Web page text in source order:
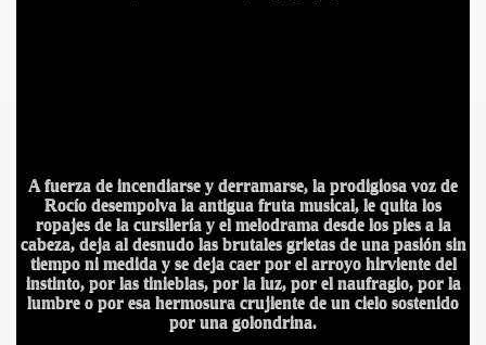
A fuerza de incendiarse y derramarse, la prodigiosa voz de
Rocío desempolva la antigua fruta musical, le quita los
ropajes de la cursilería y el melodrama desde los pies a la
cabeza, deja al desnudo las brutales grietas de una pasión sin
tiempo ni medida y se deja caer por el arroyo hirviente del
instinto, por las tinieblas, por la luz, por el naufragio, por la
lumbre o por esa hermosura crujiente de un cielo sostenido
por una golondrina.